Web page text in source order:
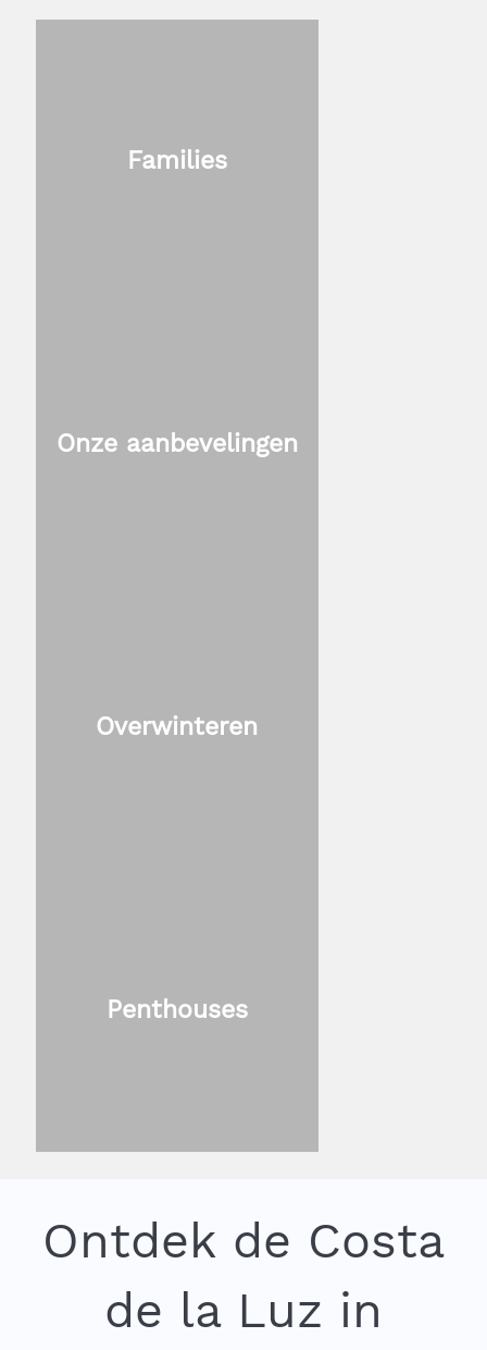
Families
Onze aanbevelingen
Overwinteren
Penthouses
Ontdek de Costa
de la Luz in